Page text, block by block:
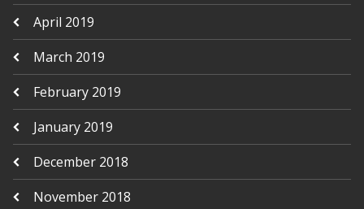
April 2019
March 2019
February 2019
January 2019
December 2018
November 2018